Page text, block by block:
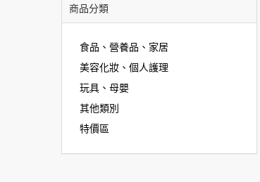
商品分類
食品、營養品、家居
美容化妝、個人護理
玩具、母嬰
其他類別
特價區